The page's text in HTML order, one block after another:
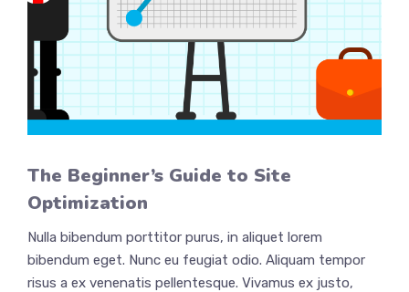
The Beginner’s Guide to Site
Optimization
Nulla bibendum porttitor purus, in aliquet lorem
bibendum eget. Nunc eu feugiat odio. Aliquam tempor
risus a ex venenatis pellentesque. Vivamus ex justo,